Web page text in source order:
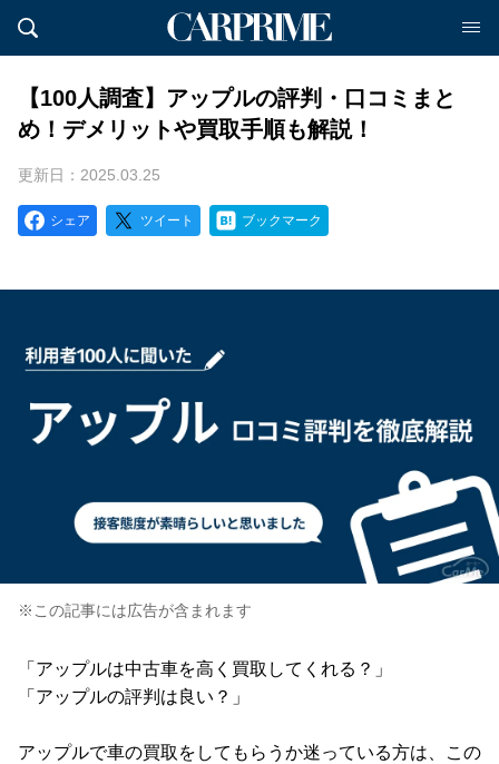
【100人調査】アップルの評判・口コミまと
め！デメリットや買取手順も解説！
更新日：2025.03.25
シェア ツイート ブックマーク
※この記事には広告が含まれます
「アップルは中古車を高く買取してくれる？」
「アップルの評判は良い？」
アップルで車の買取をしてもらうか迷っている方は、この